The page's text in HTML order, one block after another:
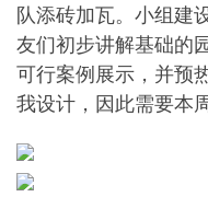
队添砖加瓦。小组建
友们初步讲解基础的
可行案例展示，并预
我设计，因此需要本